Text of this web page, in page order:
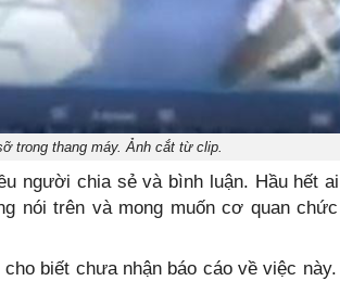
trong thang máy. Ảnh cắt từ clip.
người chia sẻ và bình luận. Hầu hết
nói trên và mong muốn cơ quan
biết chưa nhận báo cáo về việc này.